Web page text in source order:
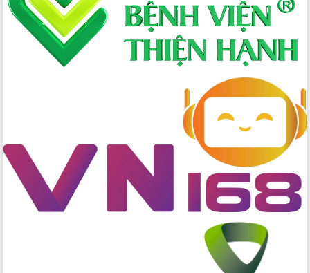
Tập huấn nâng cao năng lực triển khai
chuyển đổi số cho cán bộ, công chức
cấp xã
Đắk Lắk phát động hưởng ứng Ngày
Quyền của người tiêu dùng Việt Nam
Tổ chức trang trọng Lễ hội Đền thờ
Lương Văn Chánh năm 2026
Phó Bí thư Tỉnh ủy Đắk Lắk Đỗ Hữu
Huy giữ chức Bí thư Đảng ủy Ủy Ban
Nhân dân tỉnh